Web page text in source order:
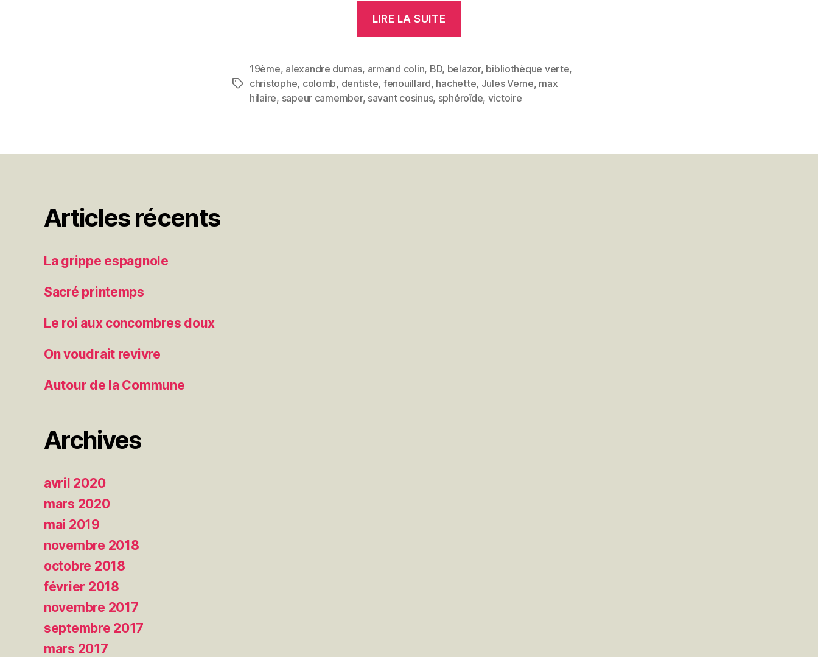
LIRE LA SUITE
Colomb,
dit
Christophe »
Étiquettes
19ème, alexandre dumas, armand colin, BD, belazor, bibliothèque verte,
christophe, colomb, dentiste, fenouillard, hachette, Jules Verne, max
hilaire, sapeur camember, savant cosinus, sphéroïde, victoire
Articles récents
La grippe espagnole
Sacré printemps
Le roi aux concombres doux
On voudrait revivre
Autour de la Commune
Archives
avril 2020
mars 2020
mai 2019
novembre 2018
octobre 2018
février 2018
novembre 2017
septembre 2017
mars 2017